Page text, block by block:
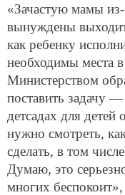
«Зачастую мамы
вынуждены
как ребенку
необходимы места
Министерством
поставить задачу
детсадах для детей
нужно смотреть,
сделать, в том
Думаю, это
многих